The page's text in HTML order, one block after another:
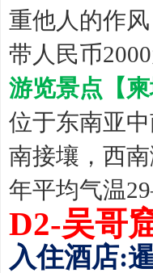
重他人的作
带人民币
游览景点【
位于东南亚
南接壤，西
年平均气温
D2-吴哥
入住酒店: